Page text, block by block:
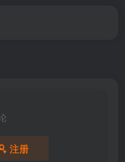
注册